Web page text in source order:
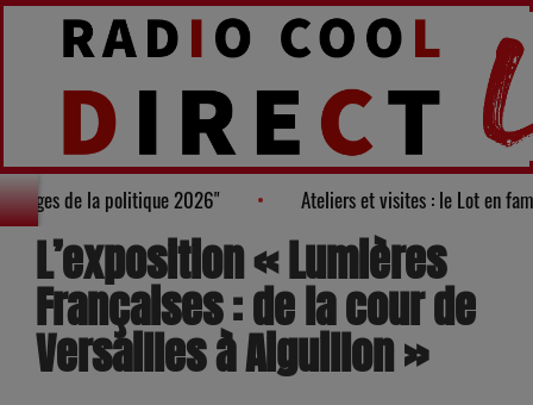
visages de la politique 2026" Ateliers et visites : le Lot
L’exposition « Lumières
Françaises : de la cour de
Versailles à Aiguillon »